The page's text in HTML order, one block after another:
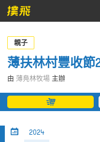
節目
主辦單位
關於撲飛
條款及細則
親子
薄扶林村豐收節
由 薄鳧林牧場 主辦
2024